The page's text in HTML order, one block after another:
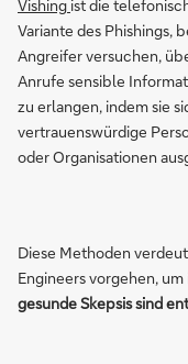
Vishing ist die
Variante des Phishings,
Angreifer versuchen,
Anrufe sensible
zu erlangen, indem sie
vertrauenswürdige
oder Organisationen
Diese Methoden
Engineers vorgehen,
gesunde Skepsis sind